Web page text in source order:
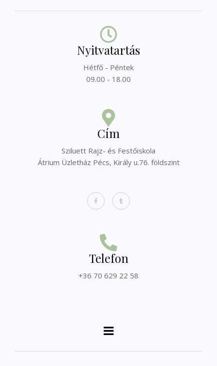
Nyitvatartás
Hétfő - Péntek
09.00 - 18.00
Cím
Sziluett Rajz- és Festőiskola
Átrium Üzletház Pécs, Király u.76. földszint
Telefon
+36 70 629 22 58